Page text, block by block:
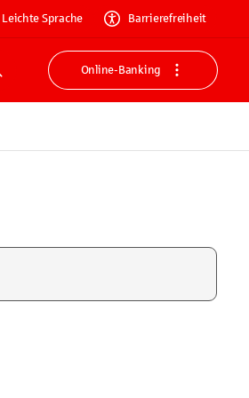
Leichte Sprache Barrierefreiheit
Suche
Online-Banking